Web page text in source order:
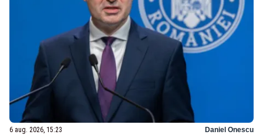
6 aug. 2026, 15:23 Daniel Onescu